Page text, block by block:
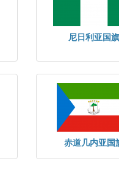
尼日利亚国旗
赤道几内亚国